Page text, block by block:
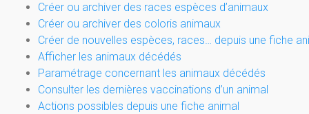
Créer ou archiver des races espèces d’animaux
Créer ou archiver des coloris animaux
Créer de nouvelles espèces, races… depuis une fiche
Afficher les animaux décédés
Paramétrage concernant les animaux décédés
Consulter les dernières vaccinations d’un animal
Actions possibles depuis une fiche animal